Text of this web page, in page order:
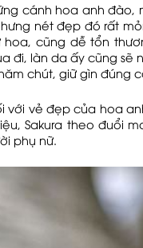
cánh hoa anh đào,
nét đẹp đó rất
hoa, cũng dễ tổn
đi, làn da ấy cũng sẽ
chút, giữ gìn đúng
với vẻ đẹp của hoa
Sakura theo đuổi
phụ nữ.